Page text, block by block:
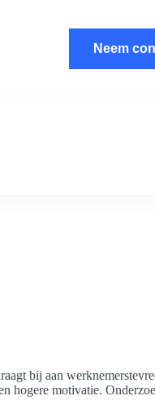
Neem
bij aan
hogere motivatie.